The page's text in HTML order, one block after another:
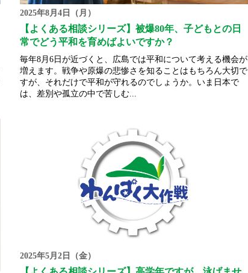
2025年8月4日（月）
【よくある相談シリーズ】被爆80年、子どもとの日
常でどう平和を育めばよいですか？
毎年8月6日が近づくと、広島では平和について考える機会が
増えます。戦争や原爆の悲惨さを知ることはもちろん大切で
すが、それだけで平和が守れるのでしょうか。いま日本で
は、差別や孤立の中で苦しむ...
2025年5月2日（金）